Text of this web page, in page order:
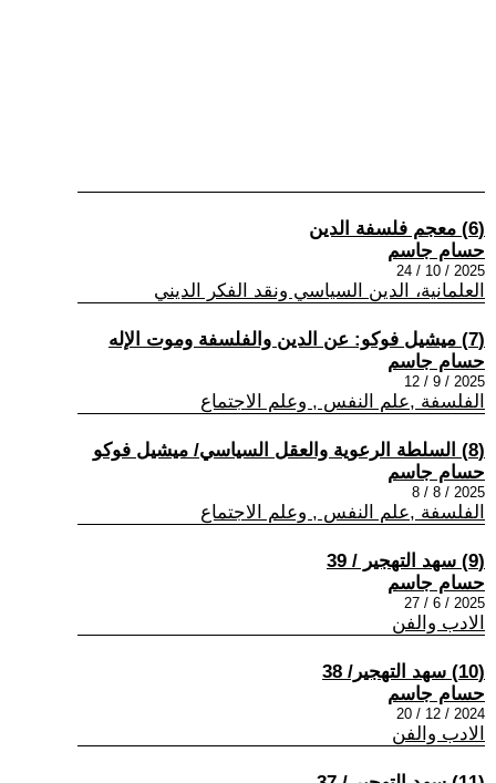
(6) معجم فلسفة الدين
حسام جاسم
2025 / 10 / 24
العلمانية، الدين السياسي ونقد الفكر الديني
(7) ميشيل فوكو: عن الدين والفلسفة وموت الإله
حسام جاسم
2025 / 9 / 12
الفلسفة ,علم النفس , وعلم الاجتماع
(8) السلطة الرعوية والعقل السياسي/ ميشيل فوكو
حسام جاسم
2025 / 8 / 8
الفلسفة ,علم النفس , وعلم الاجتماع
(9) سهد التهجير / 39
حسام جاسم
2025 / 6 / 27
الادب والفن
(10) سهد التهجير/ 38
حسام جاسم
2024 / 12 / 20
الادب والفن